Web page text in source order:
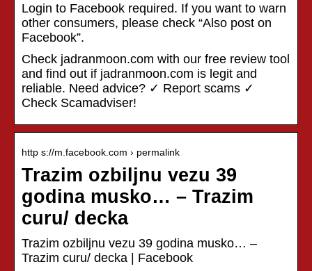
Login to Facebook required. If you want to warn
other consumers, please check “Also post on
Facebook”.
Check jadranmoon.com with our free review tool
and find out if jadranmoon.com is legit and
reliable. Need advice? ✓ Report scams ✓
Check Scamadviser!
http s://m.facebook.com › permalink
Trazim ozbiljnu vezu 39
godina musko… – Trazim
curu/ decka
Trazim ozbiljnu vezu 39 godina musko… –
Trazim curu/ decka | Facebook